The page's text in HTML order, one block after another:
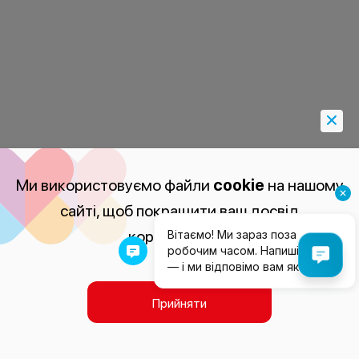
Ми використовуємо файли cookie на нашому
сайті, щоб покращити ваш досвід
користування.
Прийняти